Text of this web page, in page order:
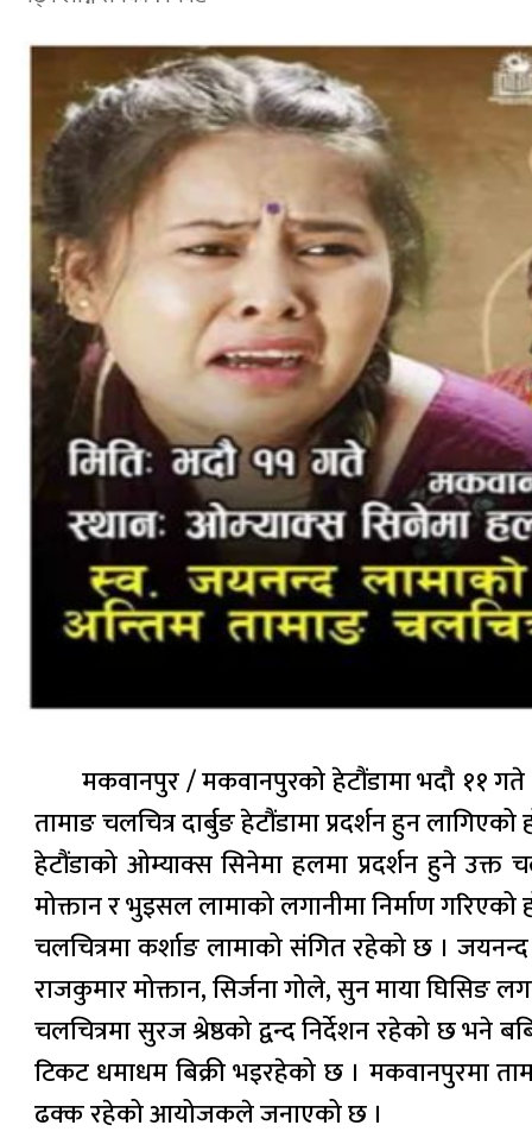
मकवानपुर / मकवानपुरको हेटौंडामा भदौ ११
तामाङ चलचित्र दार्बुङ हेटौंडामा प्रदर्शन हुन लागिएको
हेटौंडाको ओम्याक्स सिनेमा हलमा प्रदर्शन हुने उक्त
मोक्तान र भुइसल लामाको लगानीमा निर्माण गरिएको
चलचित्रमा कर्शाङ लामाको संगित रहेको छ । जयनन्द
राजकुमार मोक्तान, सिर्जना गोले, सुन माया घिसिङ
चलचित्रमा सुरज श्रेष्ठको द्वन्द निर्देशन रहेको छ भने
टिकट धमाधम बिक्री भइरहेको छ । मकवानपुरमा
ढक्क रहेको आयोजकले जनाएको छ ।